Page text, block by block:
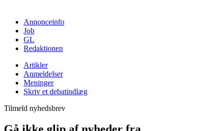
Annonceinfo
Job
GL
Redaktionen
Artikler
Anmeldelser
Meninger
Skriv et debatindlæg
Tilmeld nyhedsbrev